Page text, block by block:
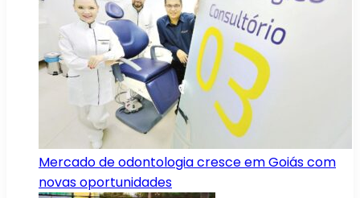
Mercado de odontologia cresce em Goiás com
novas oportunidades